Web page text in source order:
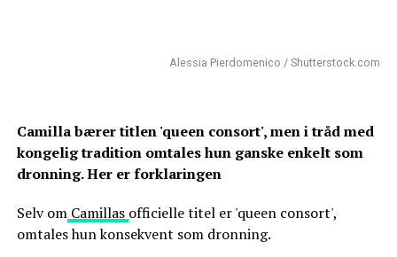
Alessia Pierdomenico / Shutterstock.com
Camilla bærer titlen 'queen consort', men i tråd med
kongelig tradition omtales hun ganske enkelt som
dronning. Her er forklaringen
Selv omCamillas officielle titel er 'queen consort',
omtales hun konsekvent som dronning.